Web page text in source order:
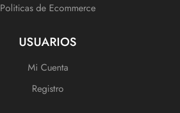
Politicas de Ecommerce
USUARIOS
Mi Cuenta
Registro